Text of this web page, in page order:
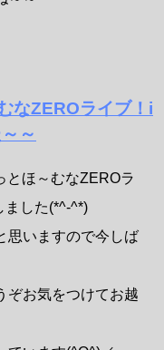
なZEROライブ！i
～
とほ～むなZEROラ
ました(*^-^*)
思いますので今しば
ぞお気をつけてお越